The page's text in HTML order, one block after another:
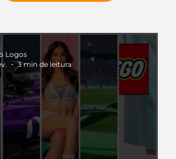
Logos
3 min de leitura